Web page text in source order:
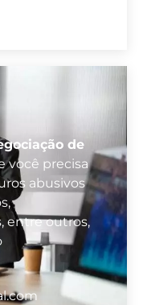
de
você precisa
abusivos
entre outros,